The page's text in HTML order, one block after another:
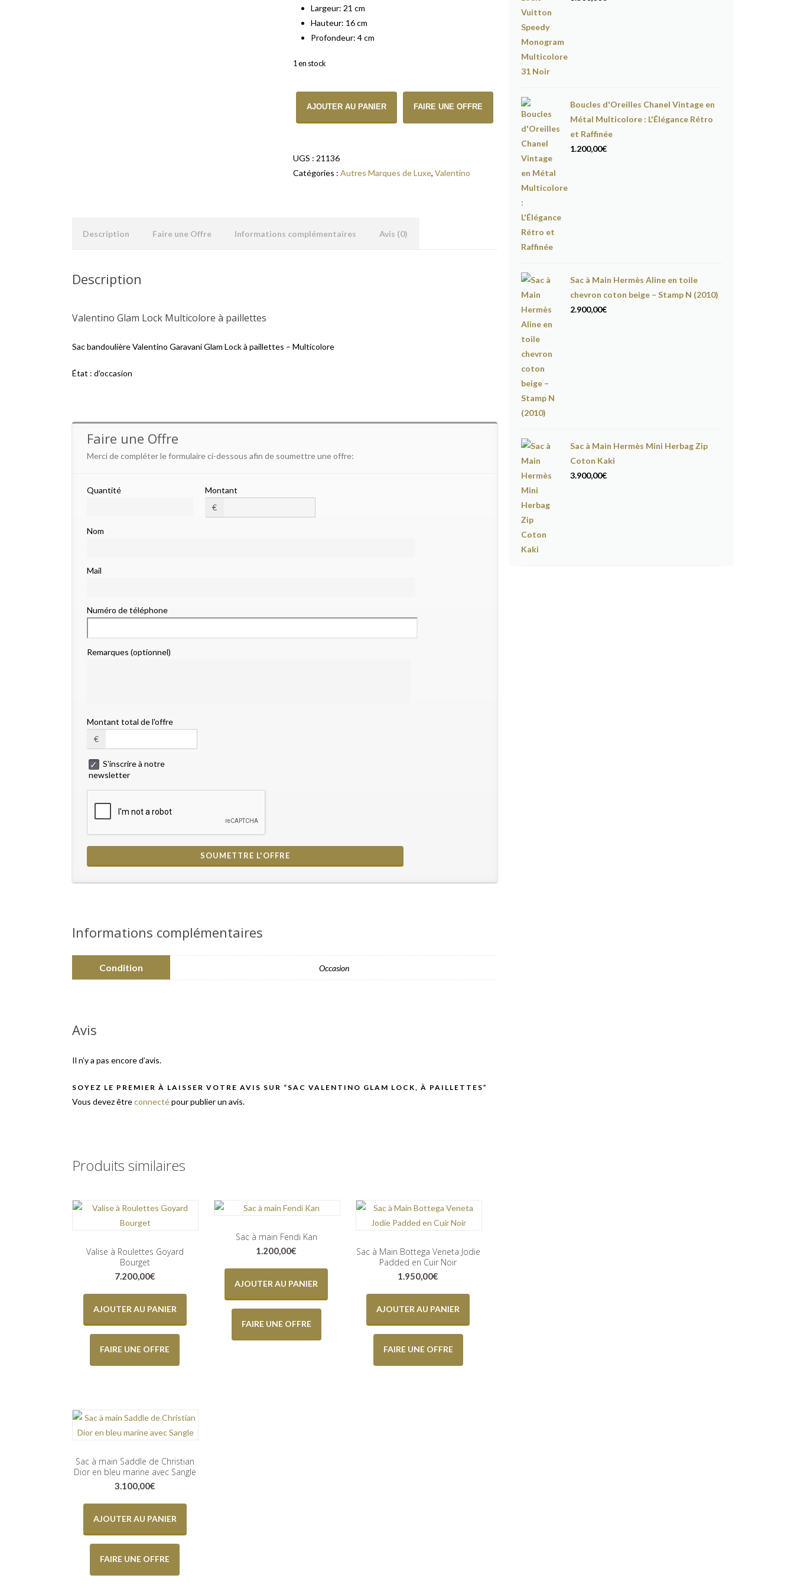
Largeur: 21 cm
Hauteur: 16 cm
Profondeur: 4 cm
1 en stock
AJOUTER AU PANIER FAIRE UNE OFFRE
UGS : 21136
Catégories :Autres Marques de Luxe,Valentino
Description Faire une Offre Informations complémentaires Avis (0)
Description
Valentino Glam Lock Multicolore à paillettes
Sac bandoulière Valentino Garavani Glam Lock à paillettes – Multicolore
État : d’occasion
Faire une Offre
Merci de compléter le formulaire ci-dessous afin de soumettre une offre:
Quantité
Montant
€
Nom
Mail
Numéro de téléphone
Remarques (optionnel)
Montant total de l'offre
€
S'inscrire à notre
newsletter
Informations complémentaires
Condition Occasion
Avis
Il n’y a pas encore d’avis.
SOYEZ LE PREMIER À LAISSER VOTRE AVIS SUR “SAC VALENTINO GLAM LOCK, À PAILLETTES”
Vous devez êtreconnectépour publier un avis.
Produits similaires
Valise à Roulettes Goyard
Bourget
7.200,00€
AJOUTER AU PANIER
FAIRE UNE OFFRE
Sac à main Fendi Kan
1.200,00€
AJOUTER AU PANIER
FAIRE UNE OFFRE
Sac à Main Bottega Veneta Jodie
Padded en Cuir Noir
1.950,00€
AJOUTER AU PANIER
FAIRE UNE OFFRE
Sac à main Saddle de Christian
Dior en bleu marine avec Sangle
3.100,00€
AJOUTER AU PANIER
FAIRE UNE OFFRE
Boucles d'Oreilles Chanel Vintage en
Métal Multicolore : L'Élégance Rétro
et Raffinée
1.200,00€
Sac à Main Hermès Aline en toile
chevron coton beige – Stamp N (2010)
2.900,00€
Sac à Main Hermès Mini Herbag Zip
Coton Kaki
3.900,00€